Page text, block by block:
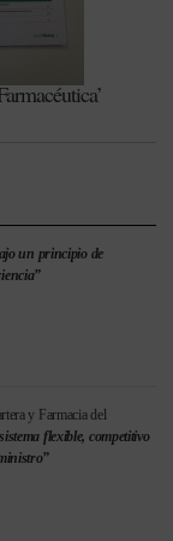
un principio de
y Farmacia del
flexible, competitivo